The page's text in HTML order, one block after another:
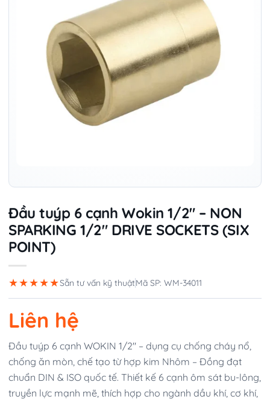
Đầu tuýp 6 cạnh Wokin 1/2″ – NON
SPARKING 1/2″ DRIVE SOCKETS (SIX
POINT)
★★★★★Sẵn tư vấn kỹ thuậtMã SP: WM-34011
Liên hệ
Đầu tuýp 6 cạnh WOKIN 1/2″ – dụng cụ chống cháy nổ,
chống ăn mòn, chế tạo từ hợp kim Nhôm – Đồng đạt
chuẩn DIN & ISO quốc tế. Thiết kế 6 cạnh ôm sát bu-lông,
truyền lực mạnh mẽ, thích hợp cho ngành dầu khí, cơ khí,